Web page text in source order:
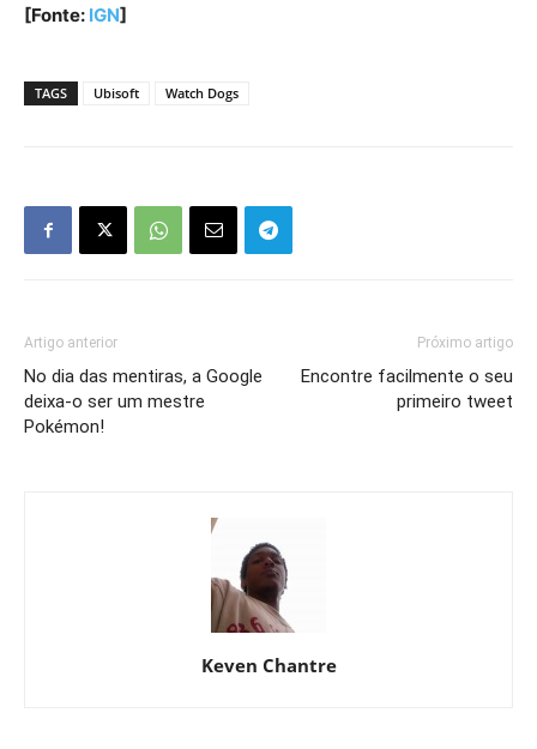
[Fonte: IGN]
TAGS Ubisoft Watch Dogs
Artigo anterior
No dia das mentiras, a Google
deixa-o ser um mestre
Pokémon!
Próximo artigo
Encontre facilmente o seu
primeiro tweet
Keven Chantre